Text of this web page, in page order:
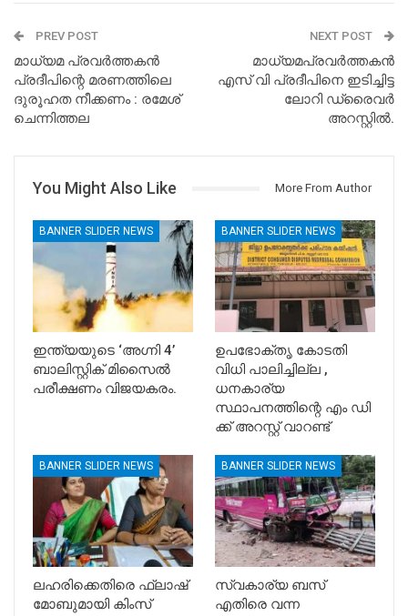
PREV POST
മാധ്യമ പ്രവർത്തകൻ
പ്രദീപിന്റെ മരണത്തിലെ
ദുരൂഹത നീക്കണം : രമേശ്
ചെന്നിത്തല
NEXT POST
മാധ്യമപ്രവര്‍ത്തകൻ
എസ് വി പ്രദീപിനെ ഇടിച്ചിട്ട
ലോറി ഡ്രൈവര്‍
അറസ്റ്റിൽ.
You Might Also Like More From Author
BANNER SLIDER NEWS
ഇന്ത്യയുടെ ‘അഗ്നി 4’
ബാലിസ്റ്റിക് മിസൈൽ
പരീക്ഷണം വിജയകരം.
BANNER SLIDER NEWS
ഉപഭോക്തൃ കോടതി
വിധി പാലിച്ചില്ല ,
ധനകാര്യ
സ്ഥാപനത്തിന്റെ എം ഡി
ക്ക് അറസ്റ്റ് വാറണ്ട്
BANNER SLIDER NEWS
ലഹരിക്കെതിരെ ഫ്ലാഷ്
മോബുമായി കിംസ്
BANNER SLIDER NEWS
സ്വകാര്യ ബസ്
എതിരെ വന്ന